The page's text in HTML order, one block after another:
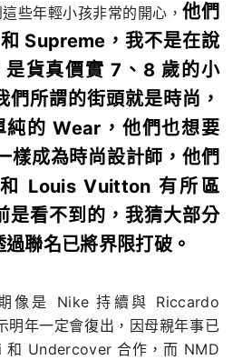
些年輕小孩非常的開心，他們
Supreme，我不是在說
是貨真價實 7、8 歲的小
們所謂的街頭就是時尚，
的 Wear，他們也想要
成為時尚設計師，他們
Louis Vuitton 有所區
是看不到的，我猜大部分
聯名已將界限打破。
像是 Nike 持續與 Riccardo
明年一定會復出，因母親年事已
和 Undercover 合作，而 NMD